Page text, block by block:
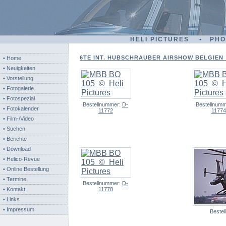
HELI PICTURES •
• Home
• Neuigkeiten
• Vorstellung
• Fotogalerie
• Fotospezial
• Fotokalender
• Film-/Video
• Suchen
• Berichte
• Download
• Helico-Revue
• Online Bestellung
• Termine
• Kontakt
• Links
• Impressum
6TE INT. HUBSCHRAUBER AIRSHOW
Bestellnummer: D-
11772
11774
Bestellnummer: D-
11778